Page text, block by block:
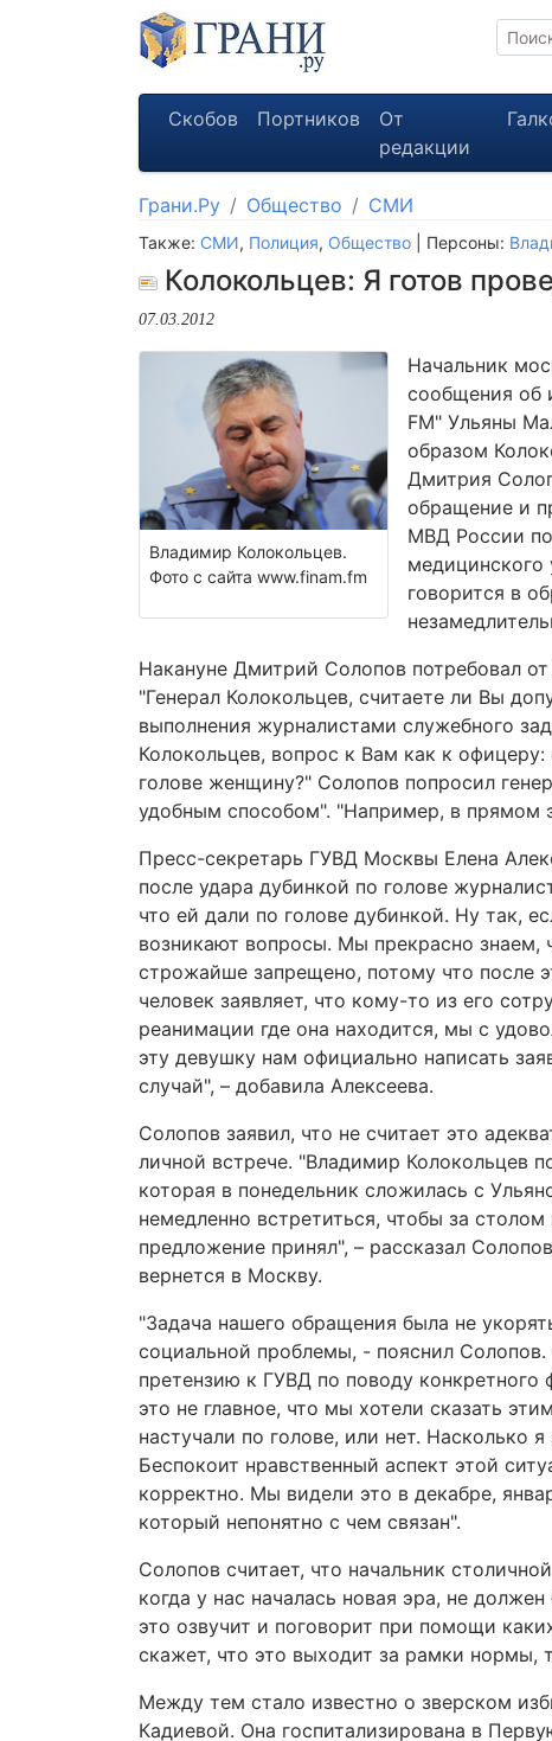
Скобов Портников
От
редакции
Грани.Ру Общество СМИ
Также: СМИ, Полиция, Общество | Персоны:
Колокольцев: Я готов
07.03.2012
Владимир Колокольцев.
Фото с сайта www.finam.fm
Начальник
сообщения об
FM" Ульяны
образом
Дмитрия
обращение и
МВД России
медицинского
говорится в
Накануне Дмитрий Солопов потребовал
"Генерал Колокольцев, считаете ли Вы
выполнения журналистами служебного
Колокольцев, вопрос к Вам как к
голове женщину?" Солопов попросил
удобным способом". "Например, в прямом
Пресс-секретарь ГУВД Москвы Елена
после удара дубинкой по голове
что ей дали по голове дубинкой. Ну так,
возникают вопросы. Мы прекрасно знаем,
строжайше запрещено, потому что после
человек заявляет, что кому-то из его
реанимации где она находится, мы с
эту девушку нам официально написать
случай", – добавила Алексеева.
Солопов заявил, что не считает это
личной встрече. "Владимир Колокольцев
которая в понедельник сложилась с
немедленно встретиться, чтобы за
предложение принял", – рассказал
вернется в Москву.
"Задача нашего обращения была не
социальной проблемы, - пояснил
претензию к ГУВД по поводу конкретного
это не главное, что мы хотели сказать
настучали по голове, или нет. Насколько
Беспокоит нравственный аспект этой
корректно. Мы видели это в декабре,
который непонятно с чем связан".
Солопов считает, что начальник
когда у нас началась новая эра, не
это озвучит и поговорит при помощи
скажет, что это выходит за рамки нормы,
Между тем стало известно о зверском
Кадиевой. Она госпитализирована в